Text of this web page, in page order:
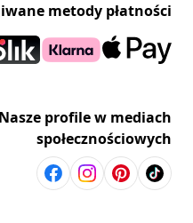
metody płatności
Nasze profile w mediach
społecznościowych